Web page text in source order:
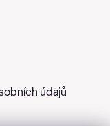
údajů